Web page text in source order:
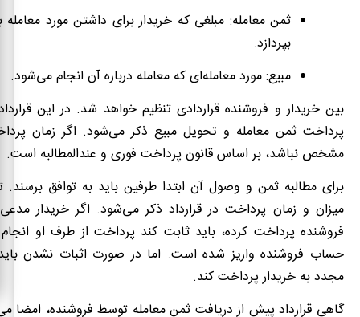
ثمن معامله: مبلغی که خریدار برای داشتن مورد معامله
بپردازد.
مبیع: مورد معامله‌ای که معامله درباره آن انجام می‌شود.
بین خریدار و فروشنده قراردادی تنظیم خواهد شد. در این
پرداخت ثمن معامله و تحویل مبیع ذکر می‌شود. اگر زمان
مشخص نباشد، بر اساس قانون پرداخت فوری و عندالمطالبه است.
برای مطالبه ثمن و وصول آن ابتدا طرفین باید به توافق برسند.
میزان و زمان پرداخت در قرارداد ذکر می‌شود. اگر خریدار
فروشنده پرداخت کرده، باید ثابت کند پرداخت از طرف او
حساب فروشنده واریز شده است. اما در صورت اثبات نشدن باید
مجدد به خریدار پرداخت کند.
گاهی قرارداد پیش از دریافت ثمن معامله توسط فروشنده، امضا